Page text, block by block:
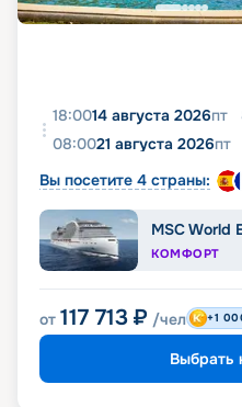
18:0014 августа 2026пт
08:0021 августа 2026пт
Вы посетите 4 страны:
MSC World
КОМФОРТ
от 117 713 ₽ /чел +1
Выбрать